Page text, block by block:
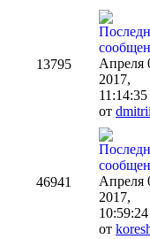
13795
Апреля
2017,
11:14:35
от
46941
Апреля
2017,
от